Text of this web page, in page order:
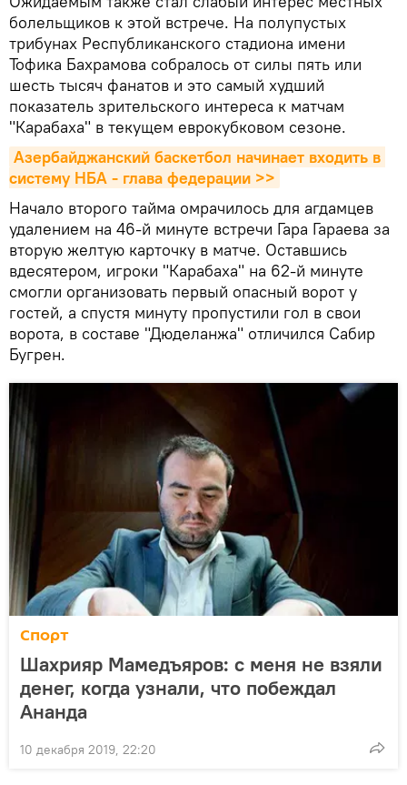
болельщиков к этой встрече. На полупустых
трибунах Республиканского стадиона имени
Тофика Бахрамова собралось от силы пять или
шесть тысяч фанатов и это самый худший
показатель зрительского интереса к матчам
"Карабаха" в текущем еврокубковом сезоне.
Азербайджанский баскетбол начинает входить в
систему НБА - глава федерации >>
Начало второго тайма омрачилось для агдамцев
удалением на 46-й минуте встречи Гара Гараева за
вторую желтую карточку в матче. Оставшись
вдесятером, игроки "Карабаха" на 62-й минуте
смогли организовать первый опасный ворот у
гостей, а спустя минуту пропустили гол в свои
ворота, в составе "Дюделанжа" отличился Сабир
Бугрен.
Спорт
Шахрияр Мамедъяров: с меня не взяли
денег, когда узнали, что побеждал
Ананда
10 декабря 2019, 22:20